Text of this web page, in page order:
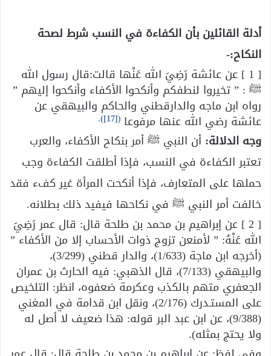
أدلة القائلين بأن الكفاءة في النسب شرط لصحة
النكاح:-
[ 1 ] عن عائشة رَضِيَ الله عَنْها قالت:قال رسول الله
ﷺ : ” تخيروا لنطفكم وأنكحوا الأكفاء وأنكحوا إليهم ”
رواه ابن ماجه والدارقطني والحاكم والبيهقي عن
عائشة رضي الله عنها‎ ‎مرفوعا (
[17]
).
وجه الدلالة: أن النبي ﷺ أمر بنكاح الأكفاء، والعرب
تعتبر الكفاءة في النسب، فإذا أطلقت الكفاءة وجب
حملها على المتعارف، فإذا أنكحت المرأة غير كفء فقد
خالفت أمر النبي ﷺ في نكاحها فيفيد ذلك بطلانه.
[ 2 ] عن إبراهيم بن محمد بن طلحة قال: قال عمر رَضِيَ
الله عَنْهُ: ” لأمنعن تزوج ذوات الأحساب إلا من الأكفاء ”
(أخرجه ابن ماجة (1/633)، والدار قطني (3/299)،
والبيهقي (7/133)، قال الذهبي: فيه الحارث بن عمران
الجعفري متهم بالكذب وعكرمة ضعفوه، انظر: التلخيص
على المستـدرك (2/176)، ونقل ابن قدامة في المغني
(9/388)، عن ابن عبد البر قوله: هذا ضعيف لا أصل له
ولا يحتج بمثله).